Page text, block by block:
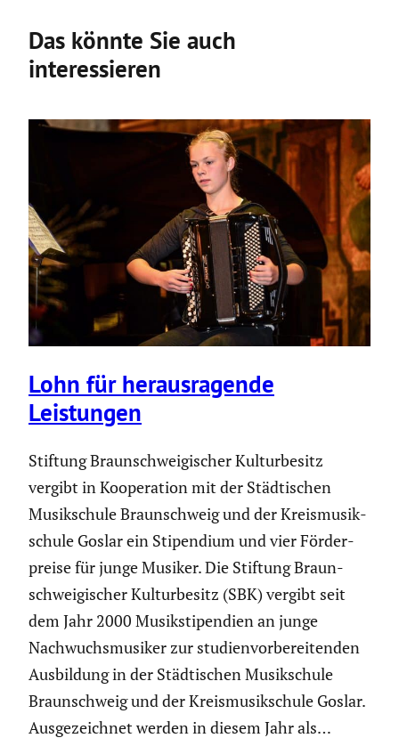
Das könnte Sie auch
interessieren
Lohn für heraus­ra­gende
Leistungen
Stiftung Braun­schwei­gi­scher Kultur­be­sitz
vergibt in Koope­ra­tion mit der Städti­schen
Musik­schule Braun­schweig und der Kreis­mu­sik­
schule Goslar ein Stipen­dium und vier Förder­
preise für junge Musiker. Die Stiftung Braun­
schwei­gi­scher Kultur­be­sitz (SBK) vergibt seit
dem Jahr 2000 Musik­sti­pen­dien an junge
Nachwuchs­mu­siker zur studi­en­vor­be­rei­tenden
Ausbil­dung in der Städti­schen Musik­schule
Braun­schweig und der Kreis­mu­sik­schule Goslar.
Ausge­zeichnet werden in diesem Jahr als…